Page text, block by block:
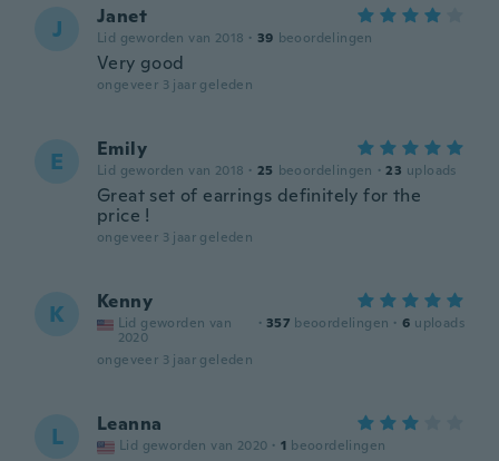
J Janet
Lid geworden van 2018 · 39 beoordelingen
Very good
ongeveer 3 jaar geleden
E Emily
Lid geworden van 2018 · 25 beoordelingen · 23 uploads
Great set of earrings definitely for the
price !
ongeveer 3 jaar geleden
K Kenny
Lid geworden van
2020
· 357 beoordelingen · 6 uploads
ongeveer 3 jaar geleden
L Leanna
Lid geworden van 2020 · 1 beoordelingen